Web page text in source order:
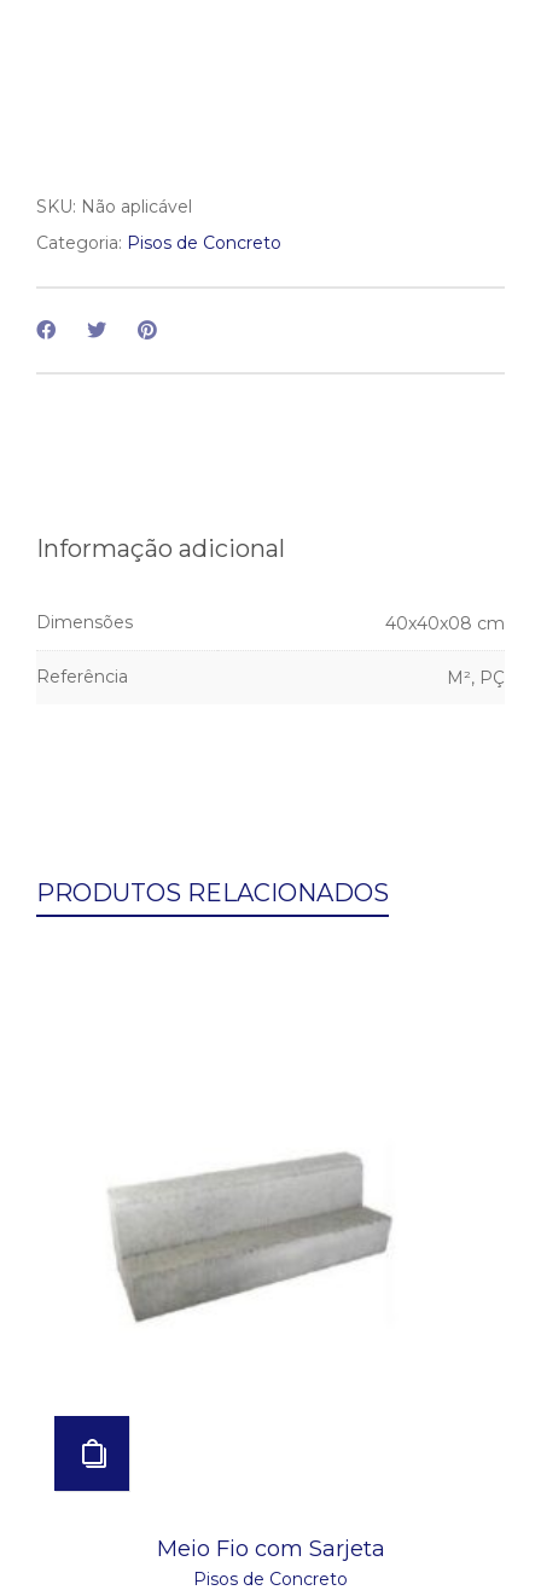
SKU: Não aplicável
Categoria: Pisos de Concreto
Informação adicional
Dimensões 40x40x08 cm
Referência M², PÇ
PRODUTOS RELACIONADOS
Meio Fio com Sarjeta
Pisos de Concreto